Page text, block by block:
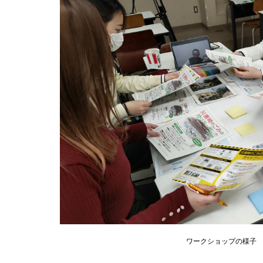
ワークショップの様子